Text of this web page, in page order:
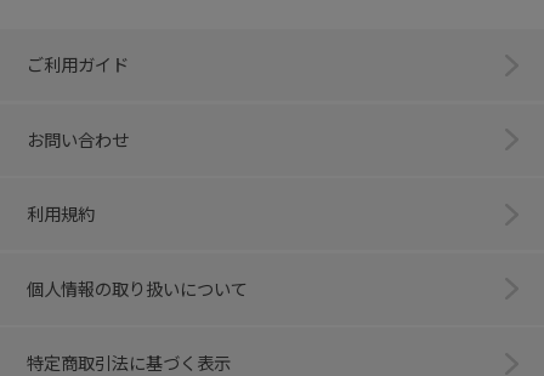
ご利用ガイド
お問い合わせ
利用規約
個人情報の取り扱いについて
特定商取引法に基づく表示